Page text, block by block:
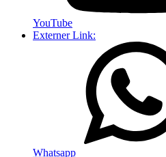
YouTube
Externer Link:
Whatsapp